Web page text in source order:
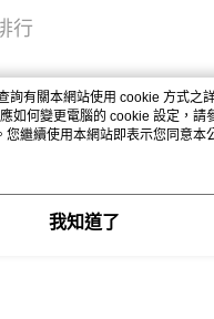
行
詢有關本網站使用 cookie 方式之
如何變更電腦的 cookie 設定，請
您繼續使用本網站即表示您同意本
。
我知道了